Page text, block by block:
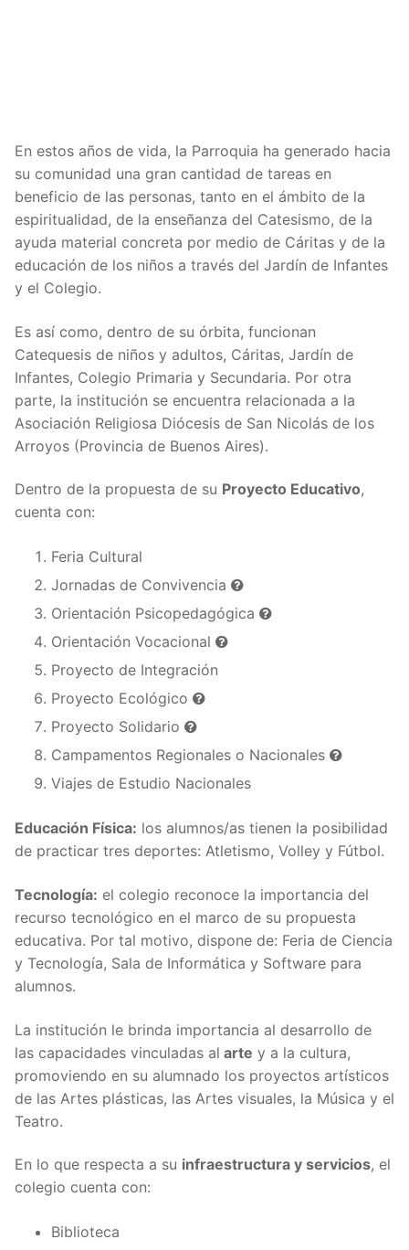
En estos años de vida, la Parroquia ha generado hacia
su comunidad una gran cantidad de tareas en
beneficio de las personas, tanto en el ámbito de la
espiritualidad, de la enseñanza del Catesismo, de la
ayuda material concreta por medio de Cáritas y de la
educación de los niños a través del Jardín de Infantes
y el Colegio.
Es así como, dentro de su órbita, funcionan
Catequesis de niños y adultos, Cáritas, Jardín de
Infantes, Colegio Primaria y Secundaria. Por otra
parte, la institución se encuentra relacionada a la
Asociación Religiosa Diócesis de San Nicolás de los
Arroyos (Provincia de Buenos Aires).
Dentro de la propuesta de su Proyecto Educativo,
cuenta con:
Feria Cultural
Jornadas de Convivencia
Orientación Psicopedagógica
Orientación Vocacional
Proyecto de Integración
Proyecto Ecológico
Proyecto Solidario
Campamentos Regionales o Nacionales
Viajes de Estudio Nacionales
Educación Física: los alumnos/as tienen la posibilidad
de practicar tres deportes: Atletismo, Volley y Fútbol.
Tecnología: el colegio reconoce la importancia del
recurso tecnológico en el marco de su propuesta
educativa. Por tal motivo, dispone de: Feria de Ciencia
y Tecnología, Sala de Informática y Software para
alumnos.
La institución le brinda importancia al desarrollo de
las capacidades vinculadas al arte y a la cultura,
promoviendo en su alumnado los proyectos artísticos
de las Artes plásticas, las Artes visuales, la Música y el
Teatro.
En lo que respecta a su infraestructura y servicios, el
colegio cuenta con:
Biblioteca